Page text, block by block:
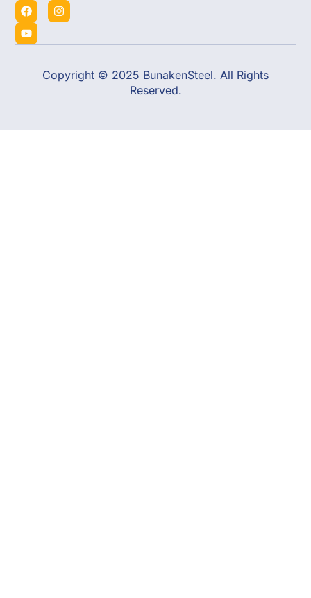
Copyright © 2025 BunakenSteel. All Rights
Reserved.